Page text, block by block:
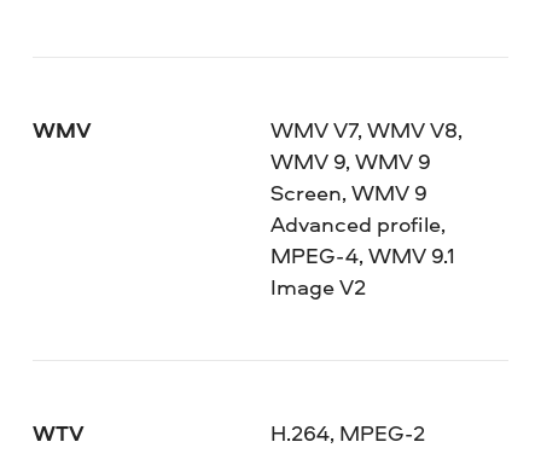
WMV
WMV V7, WMV V8,
WMV 9, WMV 9
Screen, WMV 9
Advanced profile,
MPEG-4, WMV 9.1
Image V2
WTV H.264, MPEG-2